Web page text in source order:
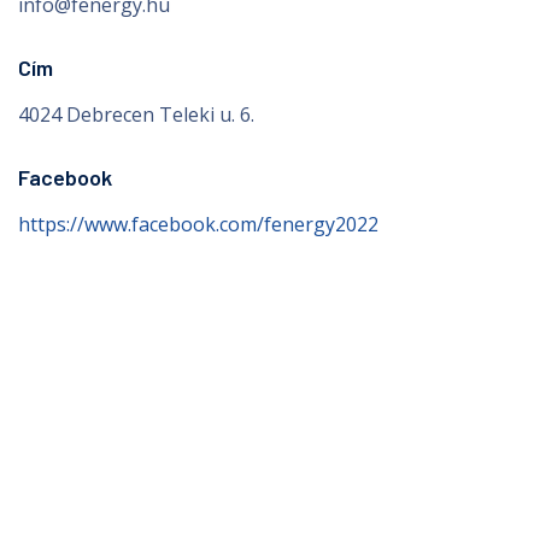
Cím
4024 Debrecen Teleki u. 6.
Facebook
https://www.facebook.com/fenergy2022